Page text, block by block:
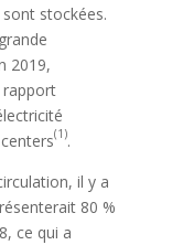
stockées.
2019,
rapport
(1).
il y a
80 %
ce qui a